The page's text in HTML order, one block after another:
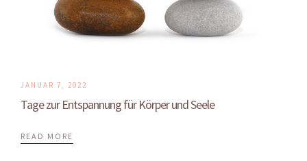
JANUAR 7, 2022
Tage zur Entspannung für Körper und Seele
READ MORE